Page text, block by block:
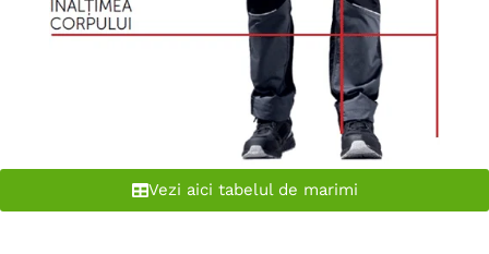
Vezi aici tabelul de marimi